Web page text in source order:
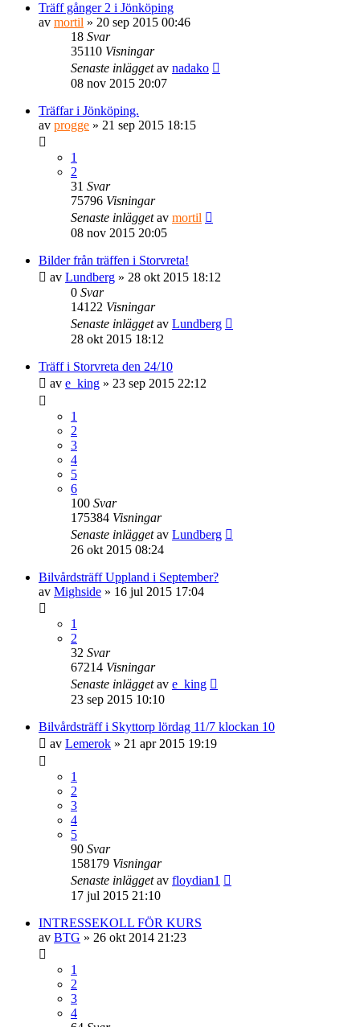
Träff gånger 2 i Jönköping
av mortil » 20 sep 2015 00:46
18 Svar
35110 Visningar
Senaste inläggetav nadako
08 nov 2015 20:07
Träffar i Jönköping.
av progge » 21 sep 2015 18:15
1
2
31 Svar
75796 Visningar
Senaste inläggetav mortil
08 nov 2015 20:05
Bilder från träffen i Storvreta!
av Lundberg » 28 okt 2015 18:12
0 Svar
14122 Visningar
Senaste inläggetav Lundberg
28 okt 2015 18:12
Träff i Storvreta den 24/10
av e_king » 23 sep 2015 22:12
1
2
3
4
5
6
100 Svar
175384 Visningar
Senaste inläggetav Lundberg
26 okt 2015 08:24
Bilvårdsträff Uppland i September?
av Mighside » 16 jul 2015 17:04
1
2
32 Svar
67214 Visningar
Senaste inläggetav e_king
23 sep 2015 10:10
Bilvårdsträff i Skyttorp lördag 11/7 klockan 10
av Lemerok » 21 apr 2015 19:19
1
2
3
4
5
90 Svar
158179 Visningar
Senaste inläggetav floydian1
17 jul 2015 21:10
INTRESSEKOLL FÖR KURS
av BTG » 26 okt 2014 21:23
1
2
3
4